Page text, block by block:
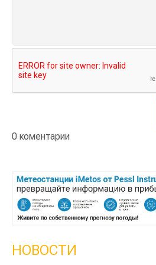
0 коментарии
НОВОСТИ